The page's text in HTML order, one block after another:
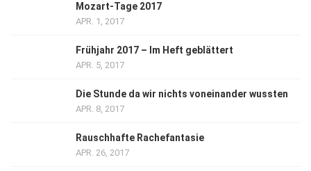
Mozart-Tage 2017
APR. 1, 2017
Frühjahr 2017 – Im Heft geblättert
APR. 5, 2017
Die Stunde da wir nichts voneinander wussten
APR. 8, 2017
Rauschhafte Rachefantasie
APR. 26, 2017